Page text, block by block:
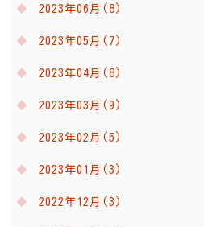
2023年06月(8)
2023年05月(7)
2023年04月(8)
2023年03月(9)
2023年02月(5)
2023年01月(3)
2022年12月(3)